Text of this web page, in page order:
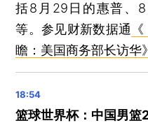
距离“摘牌”大限不到一
比亚迪推插电混动车型
美商务部长雷蒙多抵京
鲍威尔称未来将谨慎行
括8月29日的惠普、
等。参见财新数据通
瞻：美国商务部长访华》
篮球世界杯：中国男